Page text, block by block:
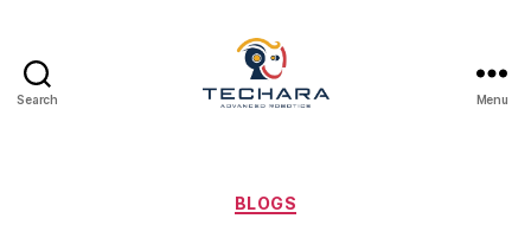
Search Menu
Categories
BLOGS